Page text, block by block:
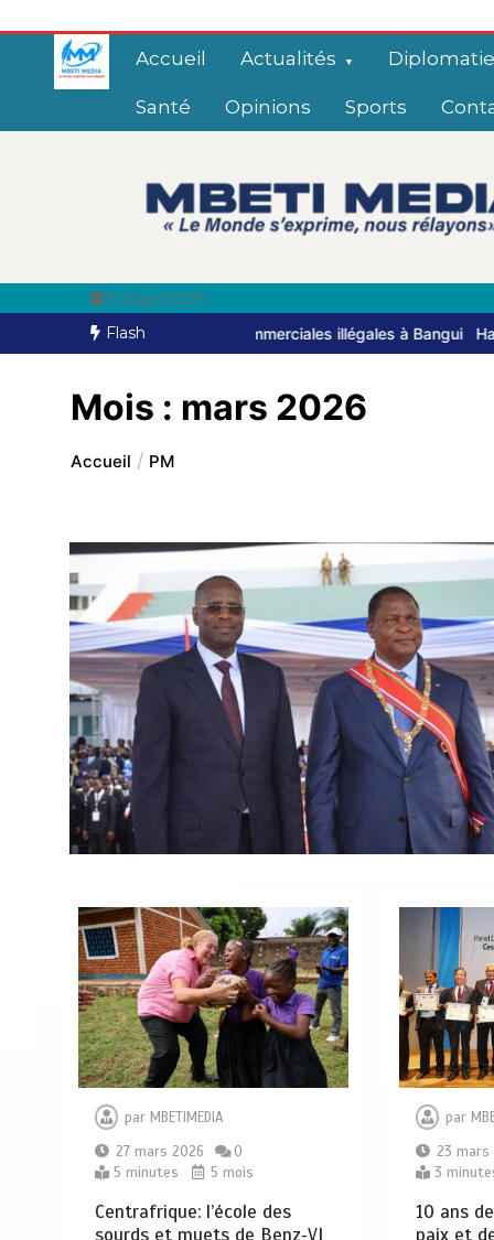
Accueil Actualités Diplomatie
Santé Opinions Sports
9 August 2026
Flash
illégales à Bangui Haut-Mbomou : le commandant
Mois : mars 2026
Accueil PM
parMBETIMEDIA
27 mars 2026
0
5 minutes
5 mois
Centrafrique: l’école des
sourds et muets de Benz‑VI
par
23 mars
3
10 ans
paix et